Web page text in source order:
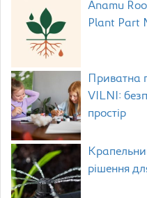
Anamu
Plant Part
Приватна
VILNI:
простір
рішення